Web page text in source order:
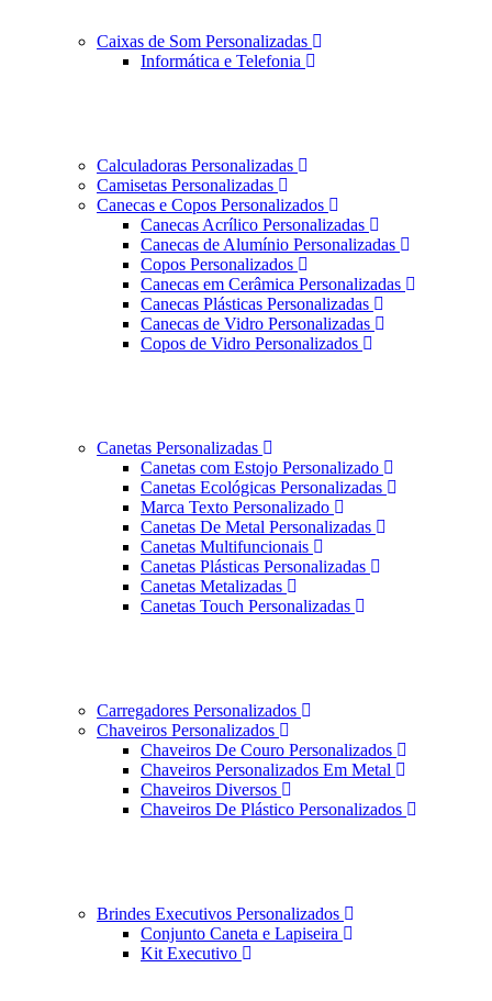
Caixas de Som Personalizadas
Informática e Telefonia
Calculadoras Personalizadas
Camisetas Personalizadas
Canecas e Copos Personalizados
Canecas Acrílico Personalizadas
Canecas de Alumínio Personalizadas
Copos Personalizados
Canecas em Cerâmica Personalizadas
Canecas Plásticas Personalizadas
Canecas de Vidro Personalizadas
Copos de Vidro Personalizados
Canetas Personalizadas
Canetas com Estojo Personalizado
Canetas Ecológicas Personalizadas
Marca Texto Personalizado
Canetas De Metal Personalizadas
Canetas Multifuncionais
Canetas Plásticas Personalizadas
Canetas Metalizadas
Canetas Touch Personalizadas
Carregadores Personalizados
Chaveiros Personalizados
Chaveiros De Couro Personalizados
Chaveiros Personalizados Em Metal
Chaveiros Diversos
Chaveiros De Plástico Personalizados
Brindes Executivos Personalizados
Conjunto Caneta e Lapiseira
Kit Executivo